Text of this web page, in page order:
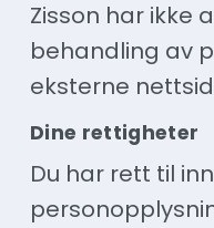
Zisson har ikke
behandling av
eksterne
Dine rettigheter
Du har rett til